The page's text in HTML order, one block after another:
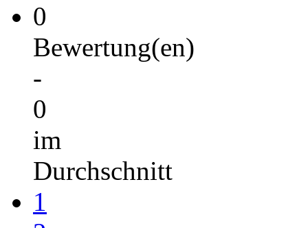
0
Bewertung(en)
-
0
im
Durchschnitt
1